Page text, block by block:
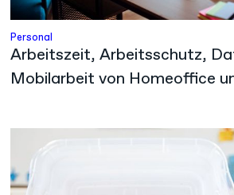
Personal
Arbeitszeit, Arbeitsschutz,
Mobilarbeit von Homeoffice